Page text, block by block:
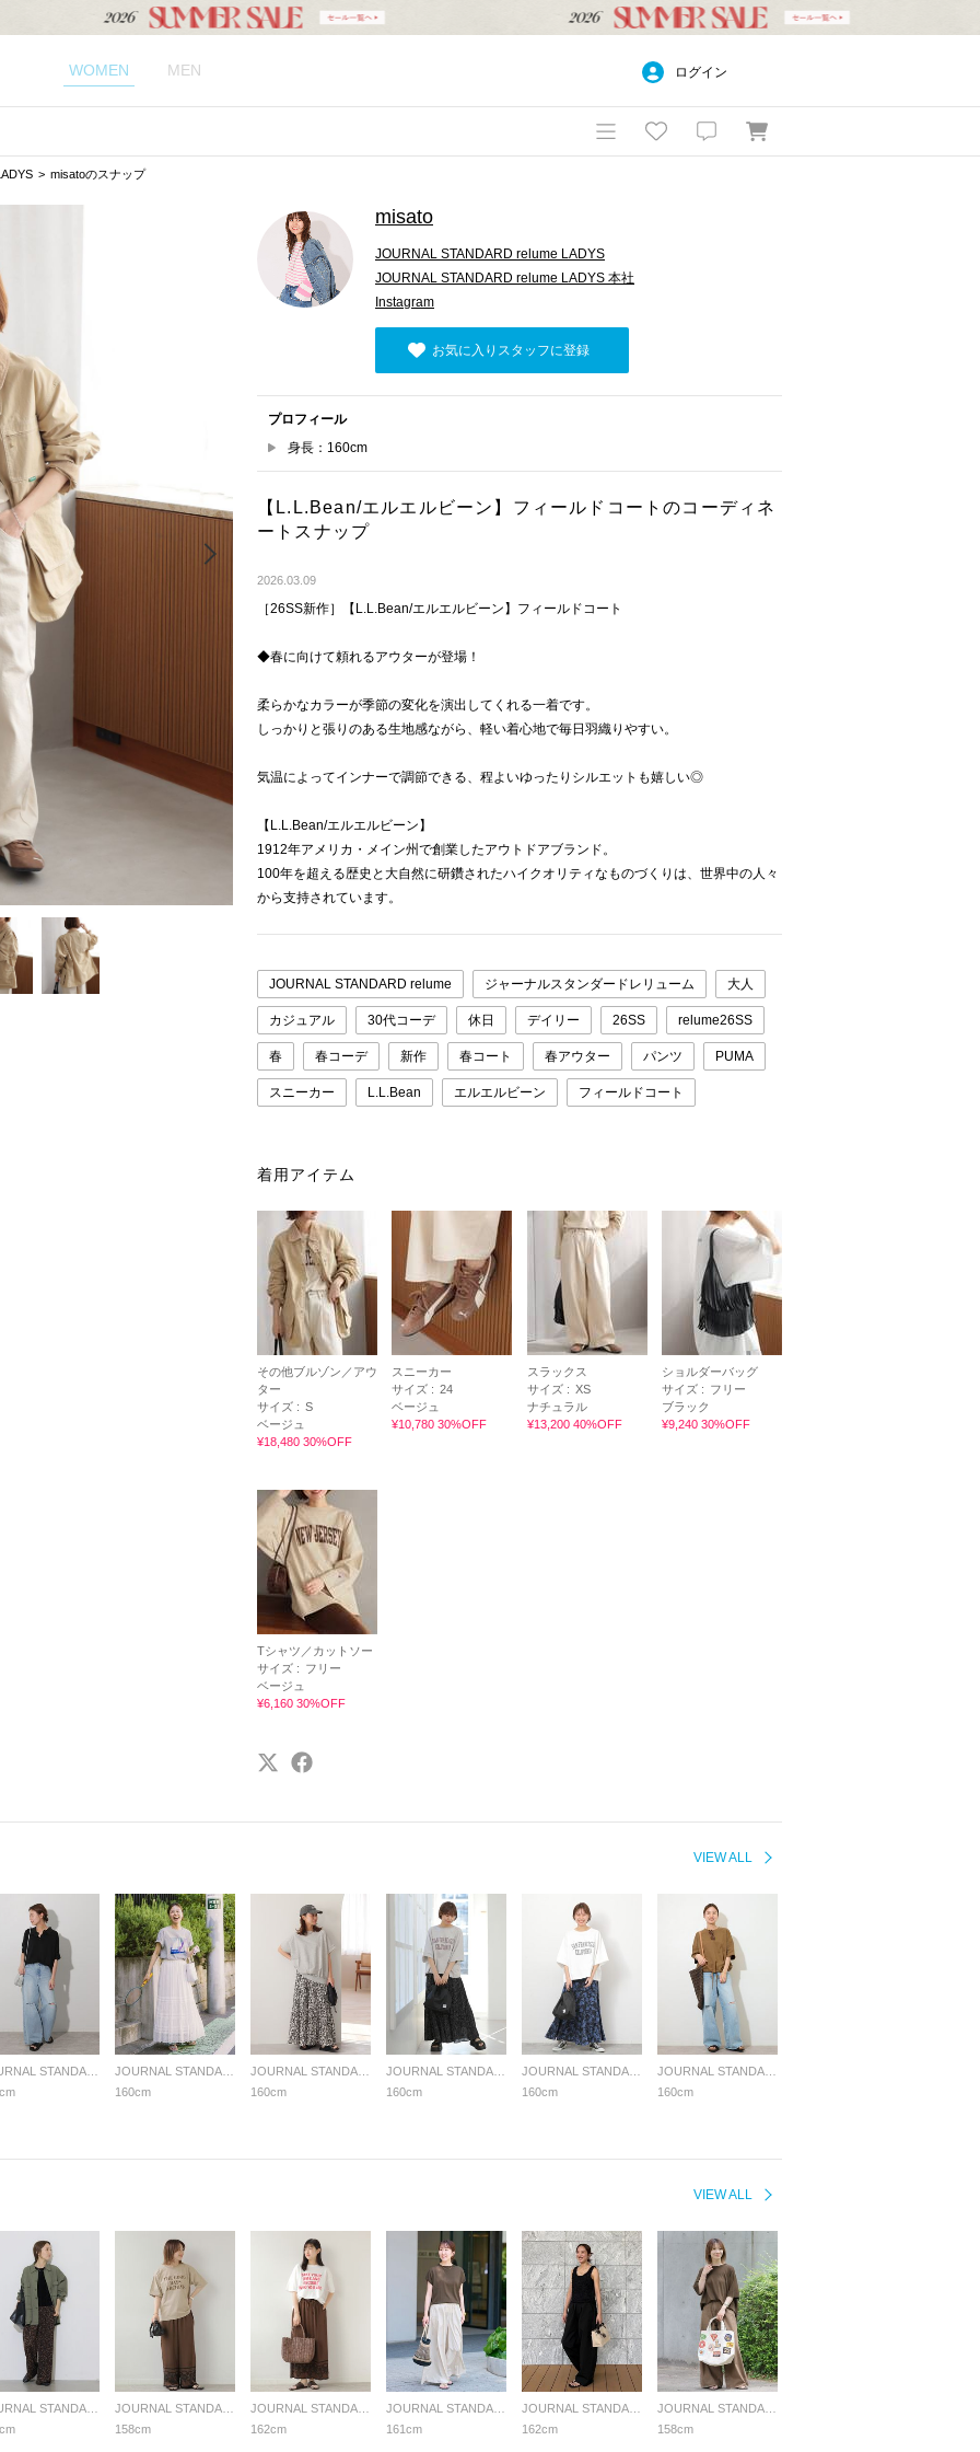
WOMEN MEN ログイン
misatoのスナップ
misato
JOURNAL STANDARD relume LADYS
JOURNAL STANDARD relume LADYS 本社
Instagram
お気に入りスタッフに登録
プロフィール
身長：160cm
【L.L.Bean/エルエルビーン】フィールドコートのコーディネ
ートスナップ
2026.03.09
［26SS新作］【L.L.Bean/エルエルビーン】フィールドコート
◆春に向けて頼れるアウターが登場！
柔らかなカラーが季節の変化を演出してくれる一着です。
しっかりと張りのある生地感ながら、軽い着心地で毎日羽織りやすい。
気温によってインナーで調節できる、程よいゆったりシルエットも嬉しい◎
【L.L.Bean/エルエルビーン】
1912年アメリカ・メイン州で創業したアウトドアブランド。
100年を超える歴史と大自然に研鑽されたハイクオリティなものづくりは、世界中の人々
から支持されています。
JOURNAL STANDARD relume ジャーナルスタンダードレリューム 大人
カジュアル 30代コーデ 休日 デイリー 26SS relume26SS
春 春コーデ 新作 春コート 春アウター パンツ PUMA
スニーカー L.L.Bean エルエルビーン フィールドコート
着用アイテム
その他ブルゾン／アウ
ター
サイズ : S
ベージュ
¥18,480 30%OFF
スニーカー
サイズ : 24
ベージュ
¥10,780 30%OFF
スラックス
サイズ : XS
ナチュラル
¥13,200 40%OFF
ショルダーバッグ
サイズ : フリー
ブラック
¥9,240 30%OFF
Tシャツ／カットソー
サイズ : フリー
ベージュ
¥6,160 30%OFF
VIEW ALL
160cm
160cm
160cm
160cm
160cm
VIEW ALL
158cm
162cm
161cm
162cm
158cm